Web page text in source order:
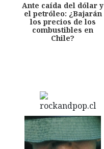
Ante caída del dólar y
el petróleo: ¿Bajarán
los precios de los
combustibles en
Chile?